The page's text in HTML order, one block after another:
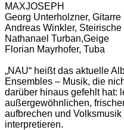
MAXJOSEPH
Georg Unterholzner, Gitarre
Andreas Winkler,
Nathanael Turban,Geige
Florian Mayrhofer, Tuba
„NAU“ heißt das aktuelle
Ensembles – Musik, die
darüber hinaus gefehlt hat:
außergewöhnlichen,
aufbrechen und
interpretieren.